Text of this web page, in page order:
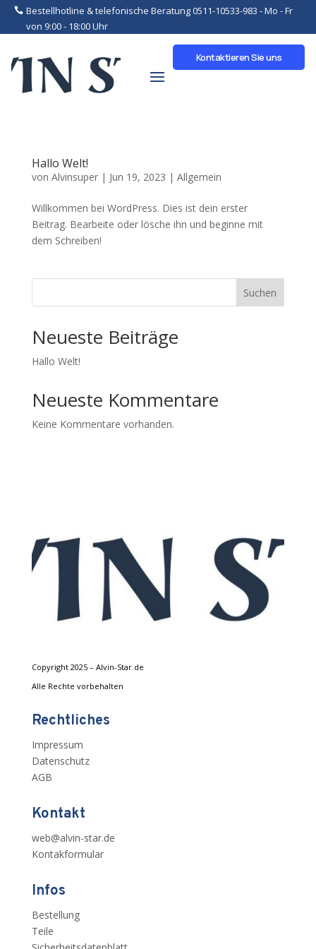
Bestellhotline & telefonische Beratung 0511-10533-983 - Mo - Fr
von 9:00 - 18:00 Uhr
Kontaktieren Sie uns
Hallo Welt!
von Alvinsuper| Jun 19, 2023 | Allgemein
Willkommen bei WordPress. Dies ist dein erster
Beitrag. Bearbeite oder lösche ihn und beginne mit
dem Schreiben!
Suchen
Neueste Beiträge
Hallo Welt!
Neueste Kommentare
Keine Kommentare vorhanden.
Copyright 2025 – Alvin-Star.de
Alle Rechte vorbehalten
Rechtliches
Impressum
Datenschutz
AGB
Kontakt
web@alvin-star.de
Kontakformular
Infos
Bestellung
Teile